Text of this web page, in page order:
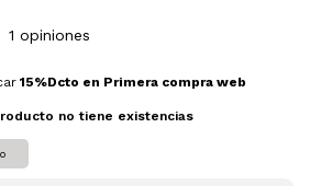
1 opiniones
15%Dcto en Primera compra web
no tiene existencias